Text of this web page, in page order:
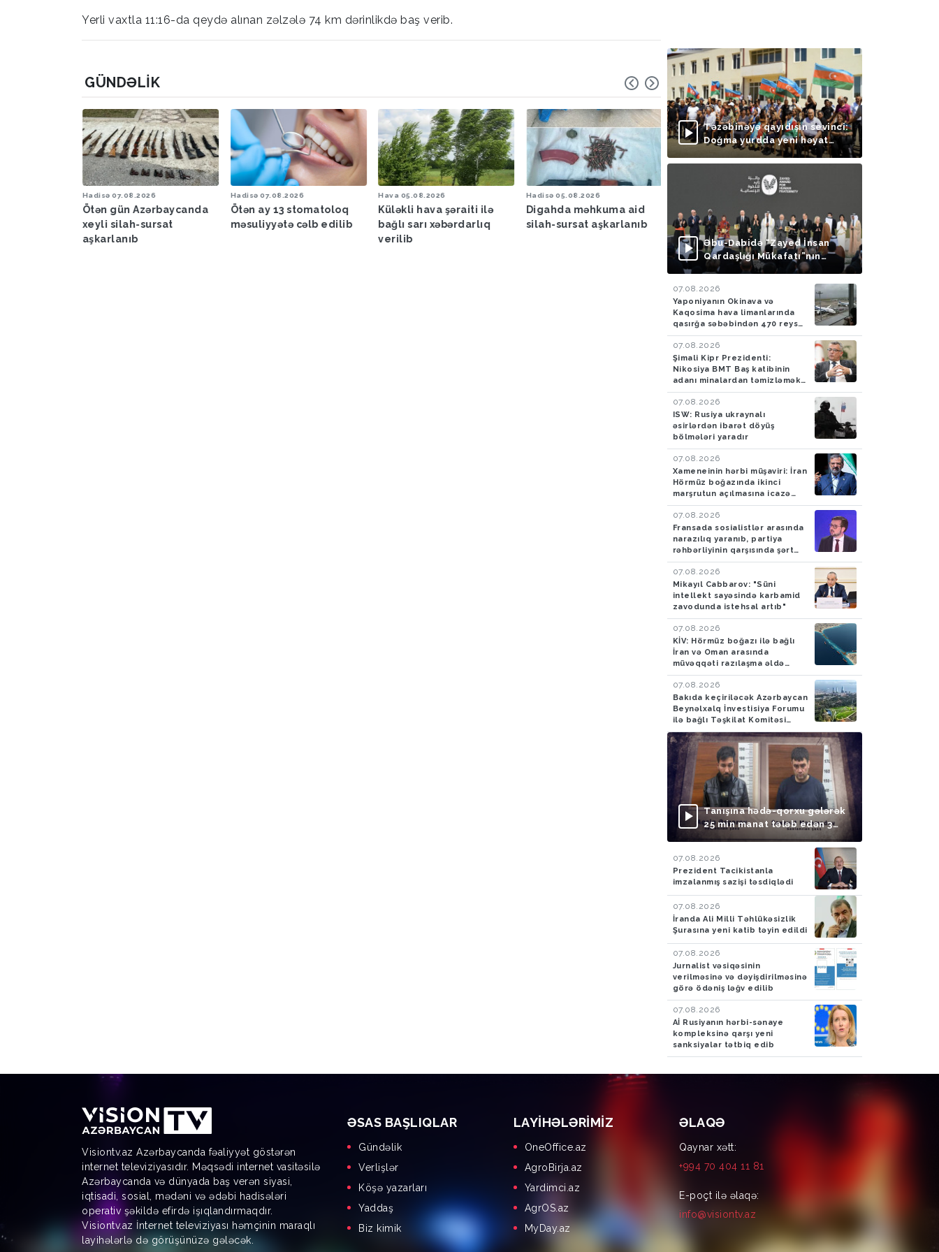
Yerli vaxtla 11:16-da qeydə alınan zəlzələ 74 km dərinlikdə baş verib.
GÜNDƏLIK
Hadisə 07.08.2026
Ötən gün Azərbaycanda
xeyli silah-sursat
aşkarlanıb
Hadisə 07.08.2026
Ötən ay 13 stomatoloq
məsuliyyətə cəlb edilib
Hava 05.08.2026
Küləkli hava şəraiti ilə
bağlı sarı xəbərdarlıq
verilib
Hadisə 05.08.2026
Digahda məhkuma aid
silah-sursat aşkarlanıb
Bakıya yağış yağacaq
İrandan Britaniyaya
aparan maşında 4,5
tiryək aşkarlayıblar-
FOTO
Təzəbinəyə qayıdışın sevinci:
Doğma yurdda yeni həyat
başlayır
Əbu-Dabidə “Zayed İnsan
Qardaşlığı Mükafatı”nın
təqdimolunma mərasimi
07.08.2026
Yaponiyanın Okinava və
Kaqosima hava limanlarında
qasırğa səbəbindən 470 reys
ləğv edilib
07.08.2026
Şimali Kipr Prezidenti:
Nikosiya BMT Baş katibinin
adanı minalardan təmizləmək
təklifini rədd edib
07.08.2026
ISW: Rusiya ukraynalı
əsirlərdən ibarət döyüş
bölmələri yaradır
07.08.2026
Xameneinin hərbi müşaviri: İran
Hörmüz boğazında ikinci
marşrutun açılmasına icazə
verməyəcək
07.08.2026
Fransada sosialistlər arasında
narazılıq yaranıb, partiya
rəhbərliyinin qarşısında şərt
qoyulub
07.08.2026
Mikayıl Cabbarov: "Süni
intellekt sayəsində karbamid
zavodunda istehsal artıb"
07.08.2026
KİV: Hörmüz boğazı ilə bağlı
İran və Oman arasında
müvəqqəti razılaşma əldə
olunub
07.08.2026
Bakıda keçiriləcək Azərbaycan
Beynəlxalq İnvestisiya Forumu
ilə bağlı Təşkilat Komitəsi
yaradılıb
Tanışına hədə-qorxu gələrək
25 min manat tələb edən 3
nəfər saxlanılıb
07.08.2026
Prezident Tacikistanla
imzalanmış sazişi təsdiqlədi
07.08.2026
İranda Ali Milli Təhlükəsizlik
Şurasına yeni katib təyin edildi
07.08.2026
Jurnalist vəsiqəsinin
verilməsinə və dəyişdirilməsinə
görə ödəniş ləğv edilib
07.08.2026
Aİ Rusiyanın hərbi-sənaye
kompleksinə qarşı yeni
sanksiyalar tətbiq edib
Visiontv.az Azərbaycanda fəaliyyət göstərən
internet televiziyasıdır. Məqsədi internet vasitəsilə
Azərbaycanda və dünyada baş verən siyasi,
iqtisadi, sosial, mədəni və ədəbi hadisələri
operativ şəkildə efirdə işıqlandırmaqdır.
Visiontv.az İnternet televiziyası həmçinin maraqlı
layihələrlə də görüşünüzə gələcək.
ƏSAS BAŞLIQLAR
Gündəlik
Verlişlər
Köşə yazarları
Yaddaş
Biz kimik
LAYIHƏLƏRIMIZ
OneOffice.az
AgroBirja.az
Yardimci.az
AgrOS.az
MyDay.az
ƏLAQƏ
Qaynar xətt:
+994 70 404 11 81
E-poçt ilə əlaqə:
info@visiontv.az